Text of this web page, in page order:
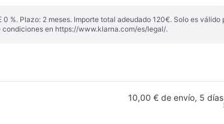
Plazo: 2 meses. Importe total adeudado 120€. Solo es
condiciones en https://www.klarna.com/es/legal/.
10,00 € de envío, 5 días